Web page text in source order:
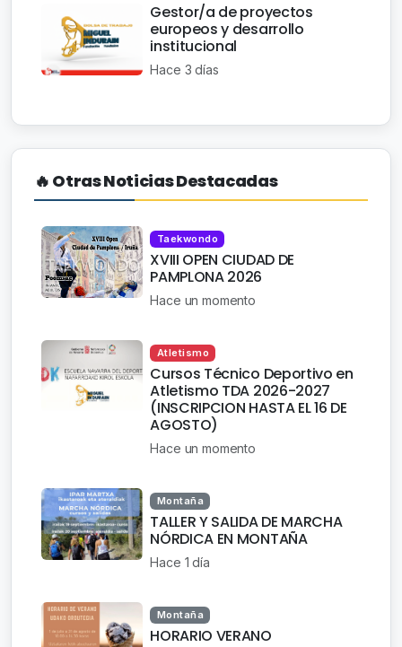
Gestor/a de proyectos
europeos y desarrollo
institucional
Hace 3 días
🔥 Otras Noticias Destacadas
Taekwondo
XVIII OPEN CIUDAD DE
PAMPLONA 2026
Hace un momento
Atletismo
Cursos Técnico Deportivo en
Atletismo TDA 2026-2027
(INSCRIPCION HASTA EL 16 DE
AGOSTO)
Hace un momento
Montaña
TALLER Y SALIDA DE MARCHA
NÓRDICA EN MONTAÑA
Hace 1 día
Montaña
HORARIO VERANO